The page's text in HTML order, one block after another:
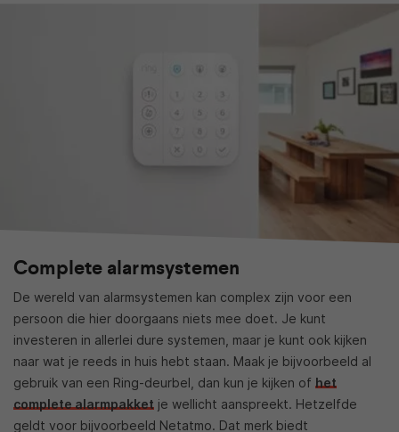
Complete alarmsystemen
De wereld van alarmsystemen kan complex zijn voor een
persoon die hier doorgaans niets mee doet. Je kunt
investeren in allerlei dure systemen, maar je kunt ook kijken
naar wat je reeds in huis hebt staan. Maak je bijvoorbeeld al
gebruik van een Ring-deurbel, dan kun je kijken of het
complete alarmpakket je wellicht aanspreekt. Hetzelfde
geldt voor bijvoorbeeld Netatmo. Dat merk biedt